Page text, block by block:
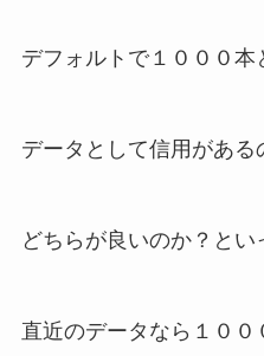
デフォルトで１０００本
データとして信用がある
どちらが良いのか？とい
直近のデータなら１００